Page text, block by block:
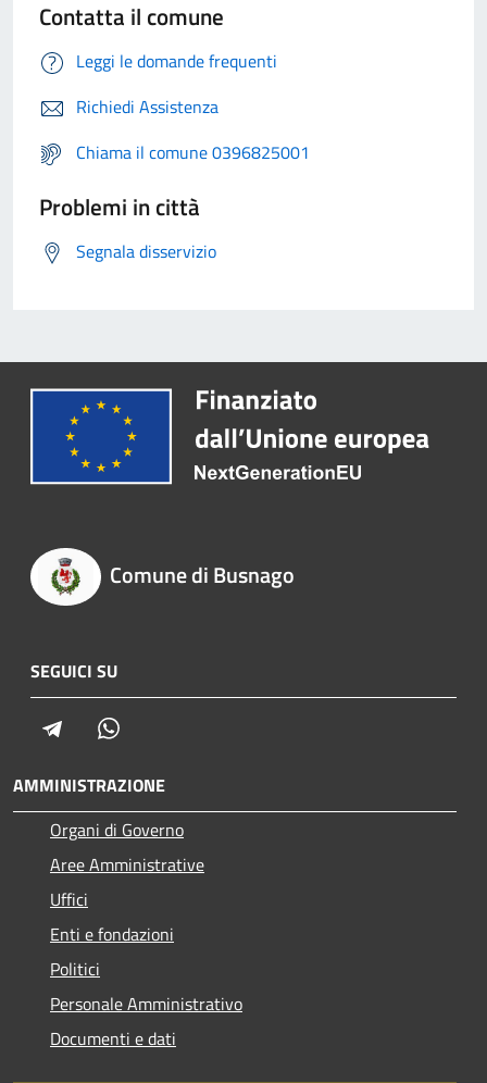
Contatta il comune
Leggi le domande frequenti
Richiedi Assistenza
Chiama il comune 0396825001
Problemi in città
Segnala disservizio
Comune di Busnago
SEGUICI SU
Telegram
AMMINISTRAZIONE
Organi di Governo
Aree Amministrative
Uffici
Enti e fondazioni
Politici
Personale Amministrativo
Documenti e dati